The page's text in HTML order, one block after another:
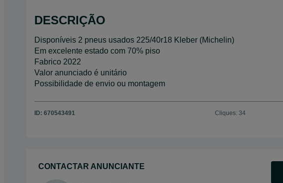
DESCRIÇÃO
Disponíveis 2 pneus usados 225/40r18 Kleber (Michelin)
Em excelente estado com 70% piso
Fabrico 2022
Valor anunciado é unitário
Possibilidade de envio ou montagem
ID: 670543491 Cliques: 34
CONTACTAR ANUNCIANTE